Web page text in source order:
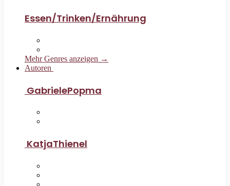
Essen/Trinken/Ernährung
Mehr Genres anzeigen →
Autoren
GabrielePopma
KatjaThienel